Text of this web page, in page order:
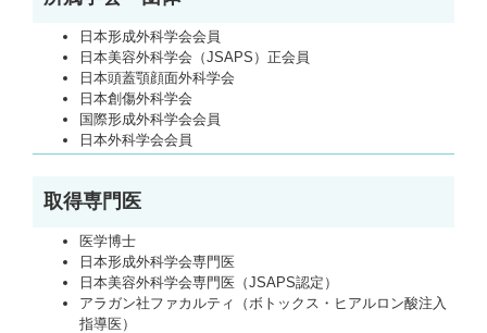
日本形成外科学会会員
日本美容外科学会（JSAPS）正会員
日本頭蓋顎顔面外科学会
日本創傷外科学会
国際形成外科学会会員
日本外科学会会員
取得専門医
医学博士
日本形成外科学会専門医
日本美容外科学会専門医（JSAPS認定）
アラガン社ファカルティ（ボトックス・ヒアルロン酸注入
指導医）